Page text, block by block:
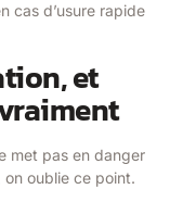
cas d’usure rapide
et
met pas en danger
oublie ce point.